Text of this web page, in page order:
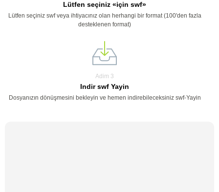
Lütfen seçiniz «için swf»
Lütfen seçiniz swf veya ihtiyacınız olan herhangi bir format (100'den fazla
desteklenen format)
Adim 3
Indir swf Yayin
Dosyanızın dönüşmesini bekleyin ve hemen indirebileceksiniz swf-Yayin